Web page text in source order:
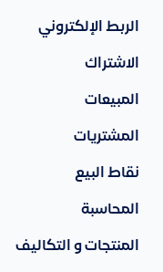
الربط الإلكتروني
الاشتراك
المبيعات
المشتريات
نقاط البيع
المحاسبة
المنتجات و التكاليف